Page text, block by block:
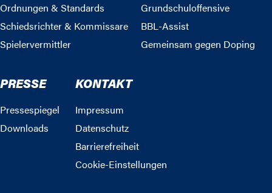
Ordnungen & Standards
Schiedsrichter & Kommissare
Spielervermittler
Grundschuloffensive
BBL-Assist
Gemeinsam gegen Doping
PRESSE
Pressespiegel
Downloads
KONTAKT
Impressum
Datenschutz
Barrierefreiheit
Cookie-Einstellungen